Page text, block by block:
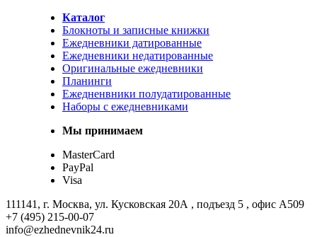
Каталог
Блокноты и записные книжки
Ежедневники датированные
Ежедневники недатированные
Оригинальные ежедневники
Планинги
Ежедненвники полудатированные
Наборы с ежедневниками
Мы принимаем
MasterCard
PayPal
Visa
111141, г. Москва, ул. Кусковская 20А , подъезд 5 , офис А509
+7 (495) 215-00-07
info@ezhednevnik24.ru